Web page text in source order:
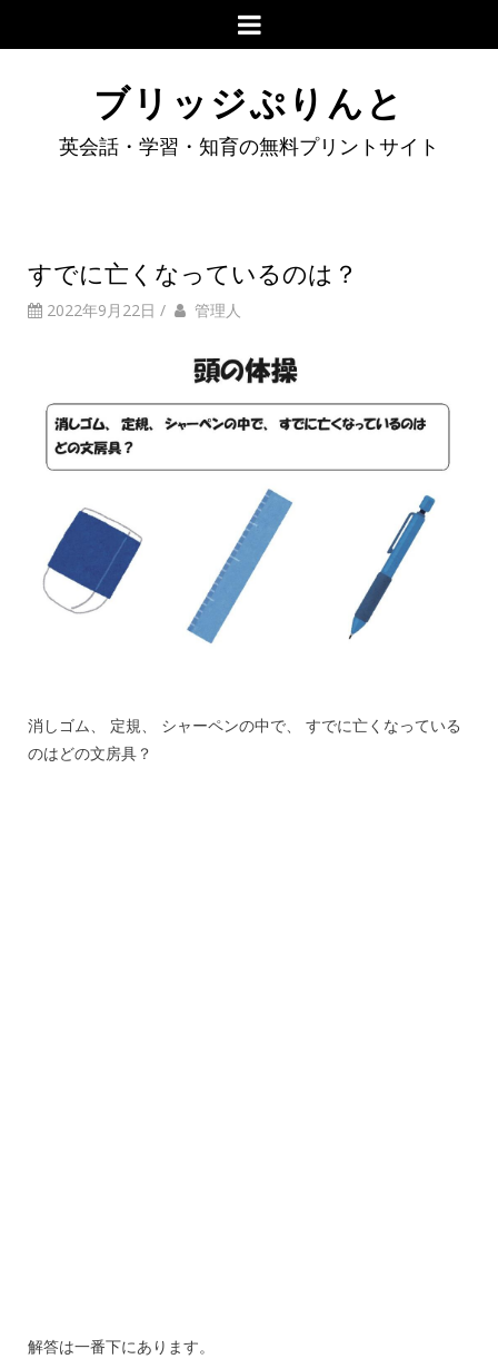
ブリッジぷりんと
英会話・学習・知育の無料プリントサイト
すでに亡くなっているのは？
2022年9月22日 / 管理人
消しゴム、 定規、 シャーペンの中で、 すでに亡くなっている
のはどの文房具？
解答は一番下にあります。